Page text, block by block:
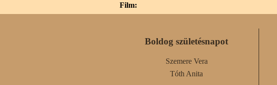
Film:
Boldog születésnapot
Szemere Vera
Tóth Anita